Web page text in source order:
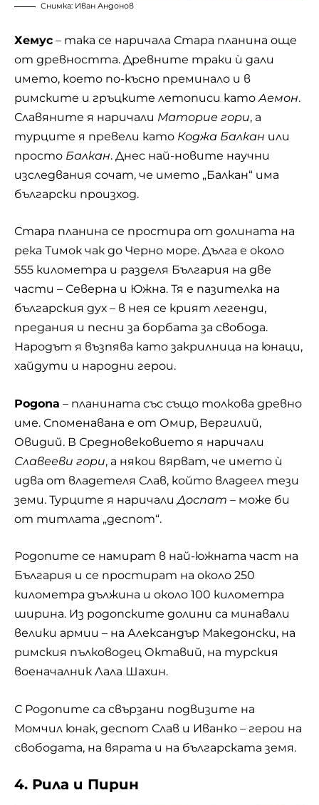
Снимка: Иван Андонов
Хемус – така се наричала Стара планина още
от древността. Древните траки ѝ дали
името, което по-късно преминало и в
римските и гръцките летописи като Аемон.
Славяните я наричали Маторие гори, а
турците я превели като Коджа Балкан или
просто Балкан. Днес най-новите научни
изследвания сочат, че името „Балкан“ има
български произход.
Стара планина се простира от долината на
река Тимок чак до Черно море. Дълга е около
555 километра и разделя България на две
части – Северна и Южна. Тя е пазителка на
българския дух – в нея се крият легенди,
предания и песни за борбата за свобода.
Народът я възпява като закрилница на юнаци,
хайдути и народни герои.
Родопа – планината със също толкова древно
име. Споменавана е от Омир, Вергилий,
Овидий. В Средновековието я наричали
Славееви гори, а някои вярват, че името ѝ
идва от владетеля Слав, който владеел тези
земи. Турците я наричали Доспат – може би
от титлата „деспот“.
Родопите се намират в най-южната част на
България и се простират на около 250
километра дължина и около 100 километра
ширина. Из родопските долини са минавали
велики армии – на Александър Македонски, на
римския пълководец Октавий, на турския
военачалник Лала Шахин.
С Родопите са свързани подвизите на
Момчил юнак, деспот Слав и Иванко – герои на
свободата, на вярата и на българската земя.
4. Рила и Пирин